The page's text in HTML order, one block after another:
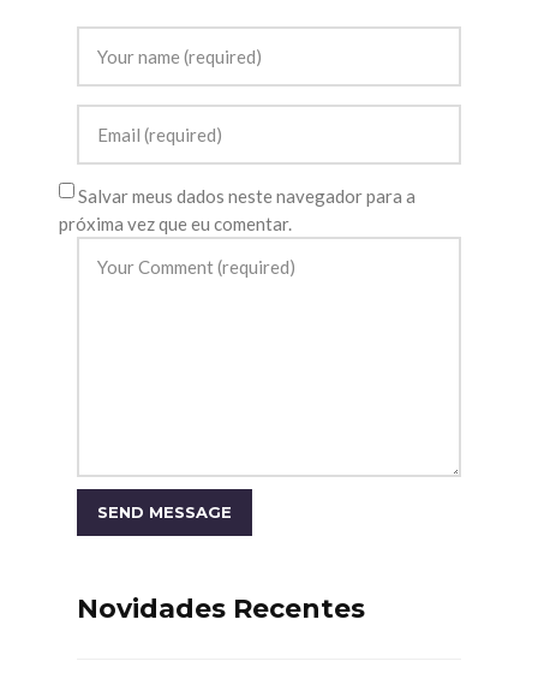
Salvar meus dados neste navegador para a
próxima vez que eu comentar.
Novidades Recentes